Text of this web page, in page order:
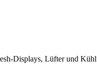
Displays, Lüfter und